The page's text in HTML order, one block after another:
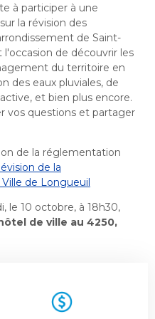
de vie
de vie
des organismes
des organismes
et mobilité
et mobilité
foresterie
foresterie
l’inspection
et de
et plein
spectacles
à participer à une
la révision des
de Saint-
de découvrir les
du territoire en
des eaux pluviales, de
et bien plus encore.
vos questions et partager
de la réglementation
de la
de Longueuil
le 10 octobre, à 18h30,
de ville au 4250,